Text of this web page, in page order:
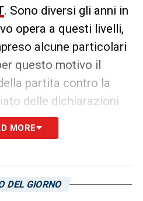
. Sono diversi gli anni in
opera a questi livelli,
alcune particolari
questo motivo il
partita contro la
delle dichiarazioni
dove ha parlato delle
quella: il denaro
tanto, ha l’obbligo
MORE
DEL GIORNO